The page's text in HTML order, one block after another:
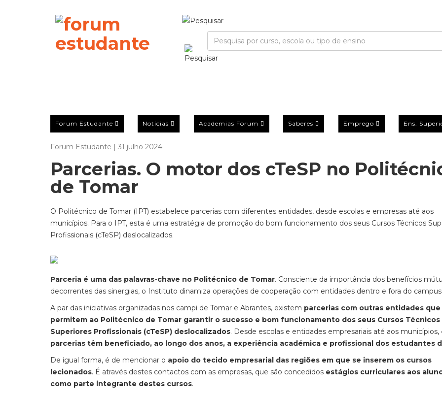
Forum Estudante Notícias Academias Forum Saberes Emprego Ens.
Forum Estudante | 31 julho 2024
Parcerias. O motor dos cTeSP no
de Tomar
O Politécnico de Tomar (IPT) estabelece parcerias com diferentes entidades, desde escolas e empresas até aos
municípios. Para o IPT, esta é uma estratégia de promoção do bom funcionamento dos seus Cursos Técnicos
Profissionais (cTeSP) deslocalizados.
Parceria é uma das palavras-chave no Politécnico de Tomar. Consciente da importância dos benefícios
decorrentes das sinergias, o Instituto dinamiza operações de cooperação com entidades dentro e fora do campus.
A par das iniciativas organizadas nos campi de Tomar e Abrantes, existem parcerias com outras entidades que
permitem ao Politécnico de Tomar garantir o sucesso e bom funcionamento dos seus Cursos Técnicos
Superiores Profissionais (cTeSP) deslocalizados. Desde escolas e entidades empresariais até aos municípios,
parcerias têm beneficiado, ao longo dos anos, a experiência académica e profissional dos estudantes
De igual forma, é de mencionar o apoio do tecido empresarial das regiões em que se inserem os cursos
lecionados. É através destes contactos com as empresas, que são concedidos estágios curriculares aos
como parte integrante destes cursos.